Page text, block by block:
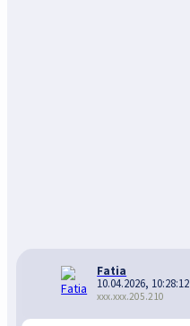
Fatia
10.04.2026, 10:28:12
xxx.xxx.205.210